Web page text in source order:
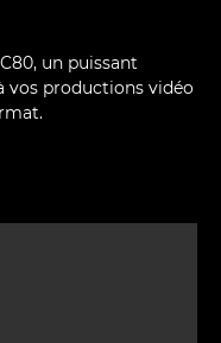
un puissant
vos productions vidéo